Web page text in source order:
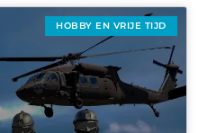
HOBBY EN VRIJE TIJD